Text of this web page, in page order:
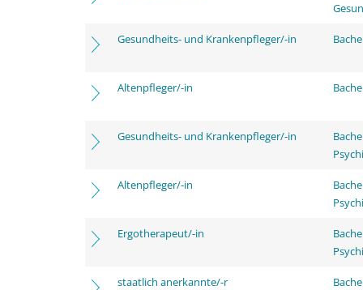
Gesundheits- und Krankenpfleger/-in
Altenpfleger/-in
Gesundheits- und Krankenpfleger/-in
Altenpfleger/-in
Ergotherapeut/-in
staatlich anerkannte/-r